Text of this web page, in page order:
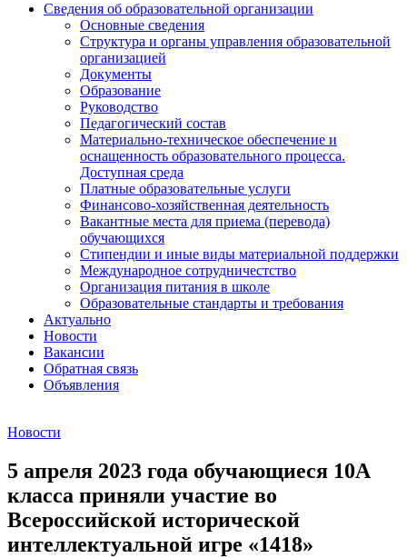
Сведения об образовательной организации
Основные сведения
Структура и органы управления образовательной
организацией
Документы
Образование
Руководство
Педагогический состав
Материально-техническое обеспечение и
оснащенность образовательного процесса.
Доступная среда
Платные образовательные услуги
Финансово-хозяйственная деятельность
Вакантные места для приема (перевода)
обучающихся
Стипендии и иные виды материальной поддержки
Международное сотрудничестство
Организация питания в школе
Образовательные стандарты и требования
Актуально
Новости
Вакансии
Обратная связь
Объявления
Новости
5 апреля 2023 года обучающиеся 10А
класса приняли участие во
Всероссийской исторической
интеллектуальной игре «1418»